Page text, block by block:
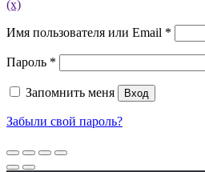
(x)
Имя пользователя или Email *
Пароль *
Запомнить меня Вход
Забыли свой пароль?